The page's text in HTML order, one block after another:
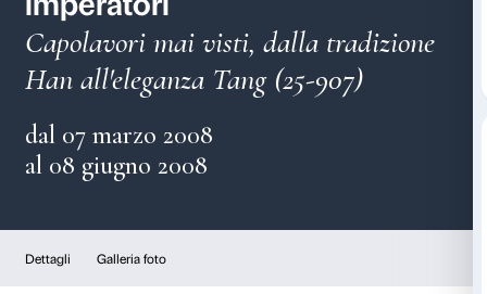
Cina. Alla corte degli
imperatori
Capolavori mai visti, dalla
Han all'eleganza Tang (25-907)